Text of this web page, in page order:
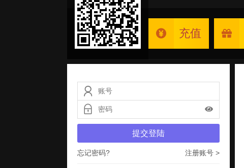
充值
提交登陆
忘记密码? 注册账号 >